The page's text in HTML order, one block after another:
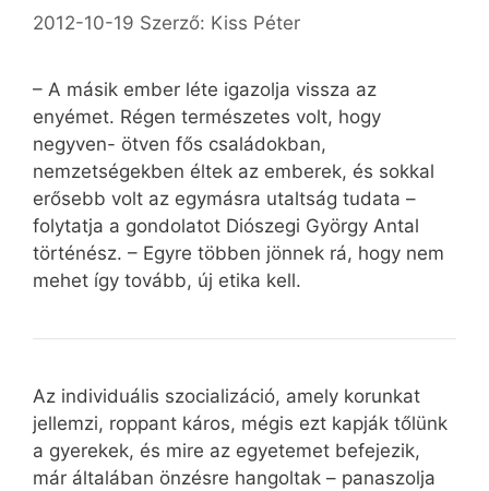
2012-10-19 Szerző: Kiss Péter
– A másik ember léte igazolja vissza az
enyémet. Régen természetes volt, hogy
negyven- ötven fős családokban,
nemzetségekben éltek az emberek, és sokkal
erősebb volt az egymásra utaltság tudata –
folytatja a gondolatot Diószegi György Antal
történész. – Egyre többen jönnek rá, hogy nem
mehet így tovább, új etika kell.
Az individuális szocializáció, amely korunkat
jellemzi, roppant káros, mégis ezt kapják tőlünk
a gyerekek, és mire az egyetemet befejezik,
már általában önzésre hangoltak – panaszolja